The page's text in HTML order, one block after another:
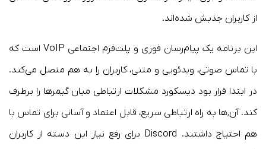
از کاربران جذبش شده‌اند.
این برنامه یک پیام‌رسان فوری و پلت‌فرم اجتماعی VoIP‌ است که
با تماس صوتی، ویدئویی و متنی، کاربران را به هم متصل می‌کند.
در ابتدا قرار بود دیسکورد مشکلات ارتباطی میان گیمرها را برطرف
کند. آن٬‌ها به راه ارتباطی سریع، قابل اعتماد و آسانی برای تماس با
هم احتیاج داشتند. Discord برای رفع نیاز این دسته از کاربران